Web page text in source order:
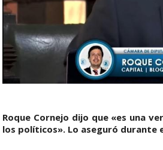
Roque Cornejo dijo que «es una
los políticos». Lo aseguró